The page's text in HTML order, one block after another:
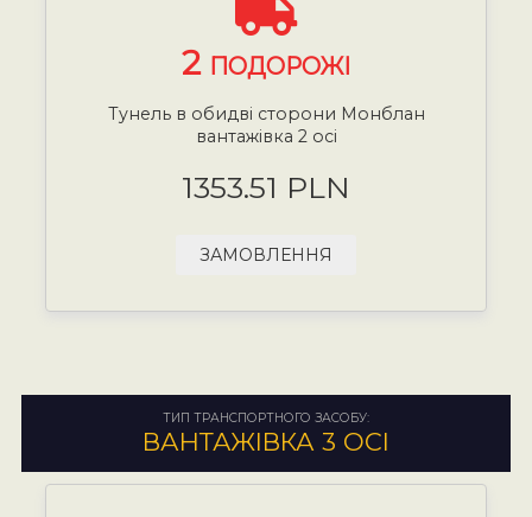
2 ПОДОРОЖІ
Тунель в обидві сторони Монблан
вантажівка 2 осі
1353.51 PLN
ЗАМОВЛЕННЯ
ТИП ТРАНСПОРТНОГО ЗАСОБУ:
ВАНТАЖІВКА 3 ОСІ